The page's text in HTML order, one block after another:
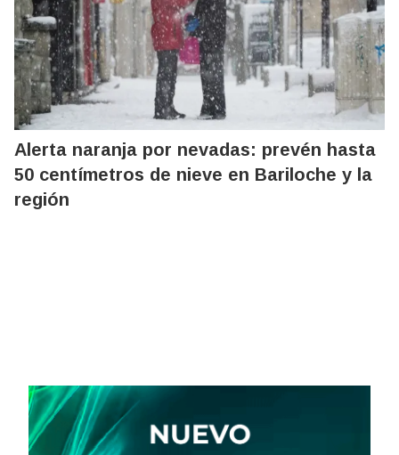
Alerta naranja por nevadas: prevén hasta
50 centímetros de nieve en Bariloche y la
región